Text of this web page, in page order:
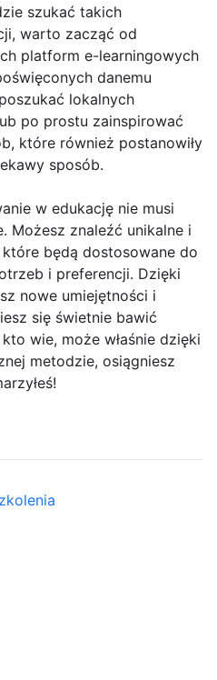
szukać takich
warto zacząć od
platform e-learningowych
danemu
lokalnych
po prostu zainspirować
które również postanowiły
sposób.
w edukację nie musi
Możesz znaleźć unikalne i
będą dostosowane do
i preferencji. Dzięki
nowe umiejętności i
się świetnie bawić
wie, może właśnie dzięki
metodzie, osiągniesz